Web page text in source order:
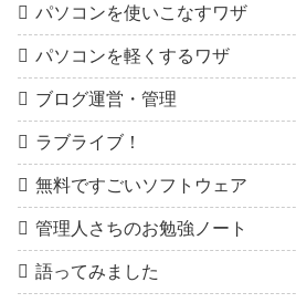
パソコンを使いこなすワザ
パソコンを軽くするワザ
ブログ運営・管理
ラブライブ！
無料ですごいソフトウェア
管理人さちのお勉強ノート
語ってみました